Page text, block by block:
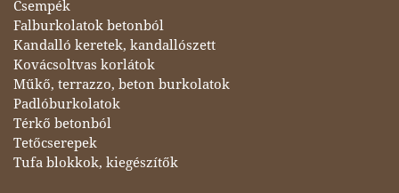
Csempék
Falburkolatok betonból
Kandalló keretek, kandallószett
Kovácsoltvas korlátok
Műkő, terrazzo, beton burkolatok
Padlóburkolatok
Térkő betonból
Tetőcserepek
Tufa blokkok, kiegészítők